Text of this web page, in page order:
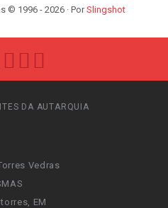
© 1996 - 2026 · PorSlingshot
DA AUTARQUIA
Vedras
EM